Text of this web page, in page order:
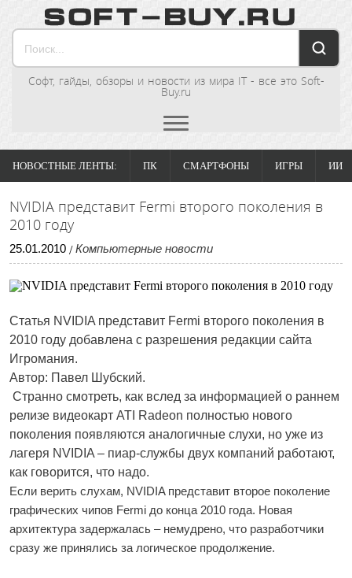
Софт, гайды, обзоры и новости из мира IT - все это Soft-
Buy.ru
НОВОСТНЫЕ ЛЕНТЫ: ПК СМАРТФОНЫ ИГРЫ ИИ
NVIDIA представит Fermi второго поколения в
2010 году
25.01.2010 / Компьютерные новости
Статья NVIDIA представит Fermi второго поколения в
2010 году добавлена с разрешения редакции сайта
Игромания.
Автор: Павел Шубский.
Странно смотреть, как вслед за информацией о раннем
релизе видеокарт ATI Radeon полностью нового
поколения появляются аналогичные слухи, но уже из
лагеря NVIDIA – пиар-службы двух компаний работают,
как говорится, что надо.
Если верить слухам, NVIDIA представит второе поколение
графических чипов Fermi до конца 2010 года. Новая
архитектура задержалась – немудрено, что разработчики
сразу же принялись за логическое продолжение.